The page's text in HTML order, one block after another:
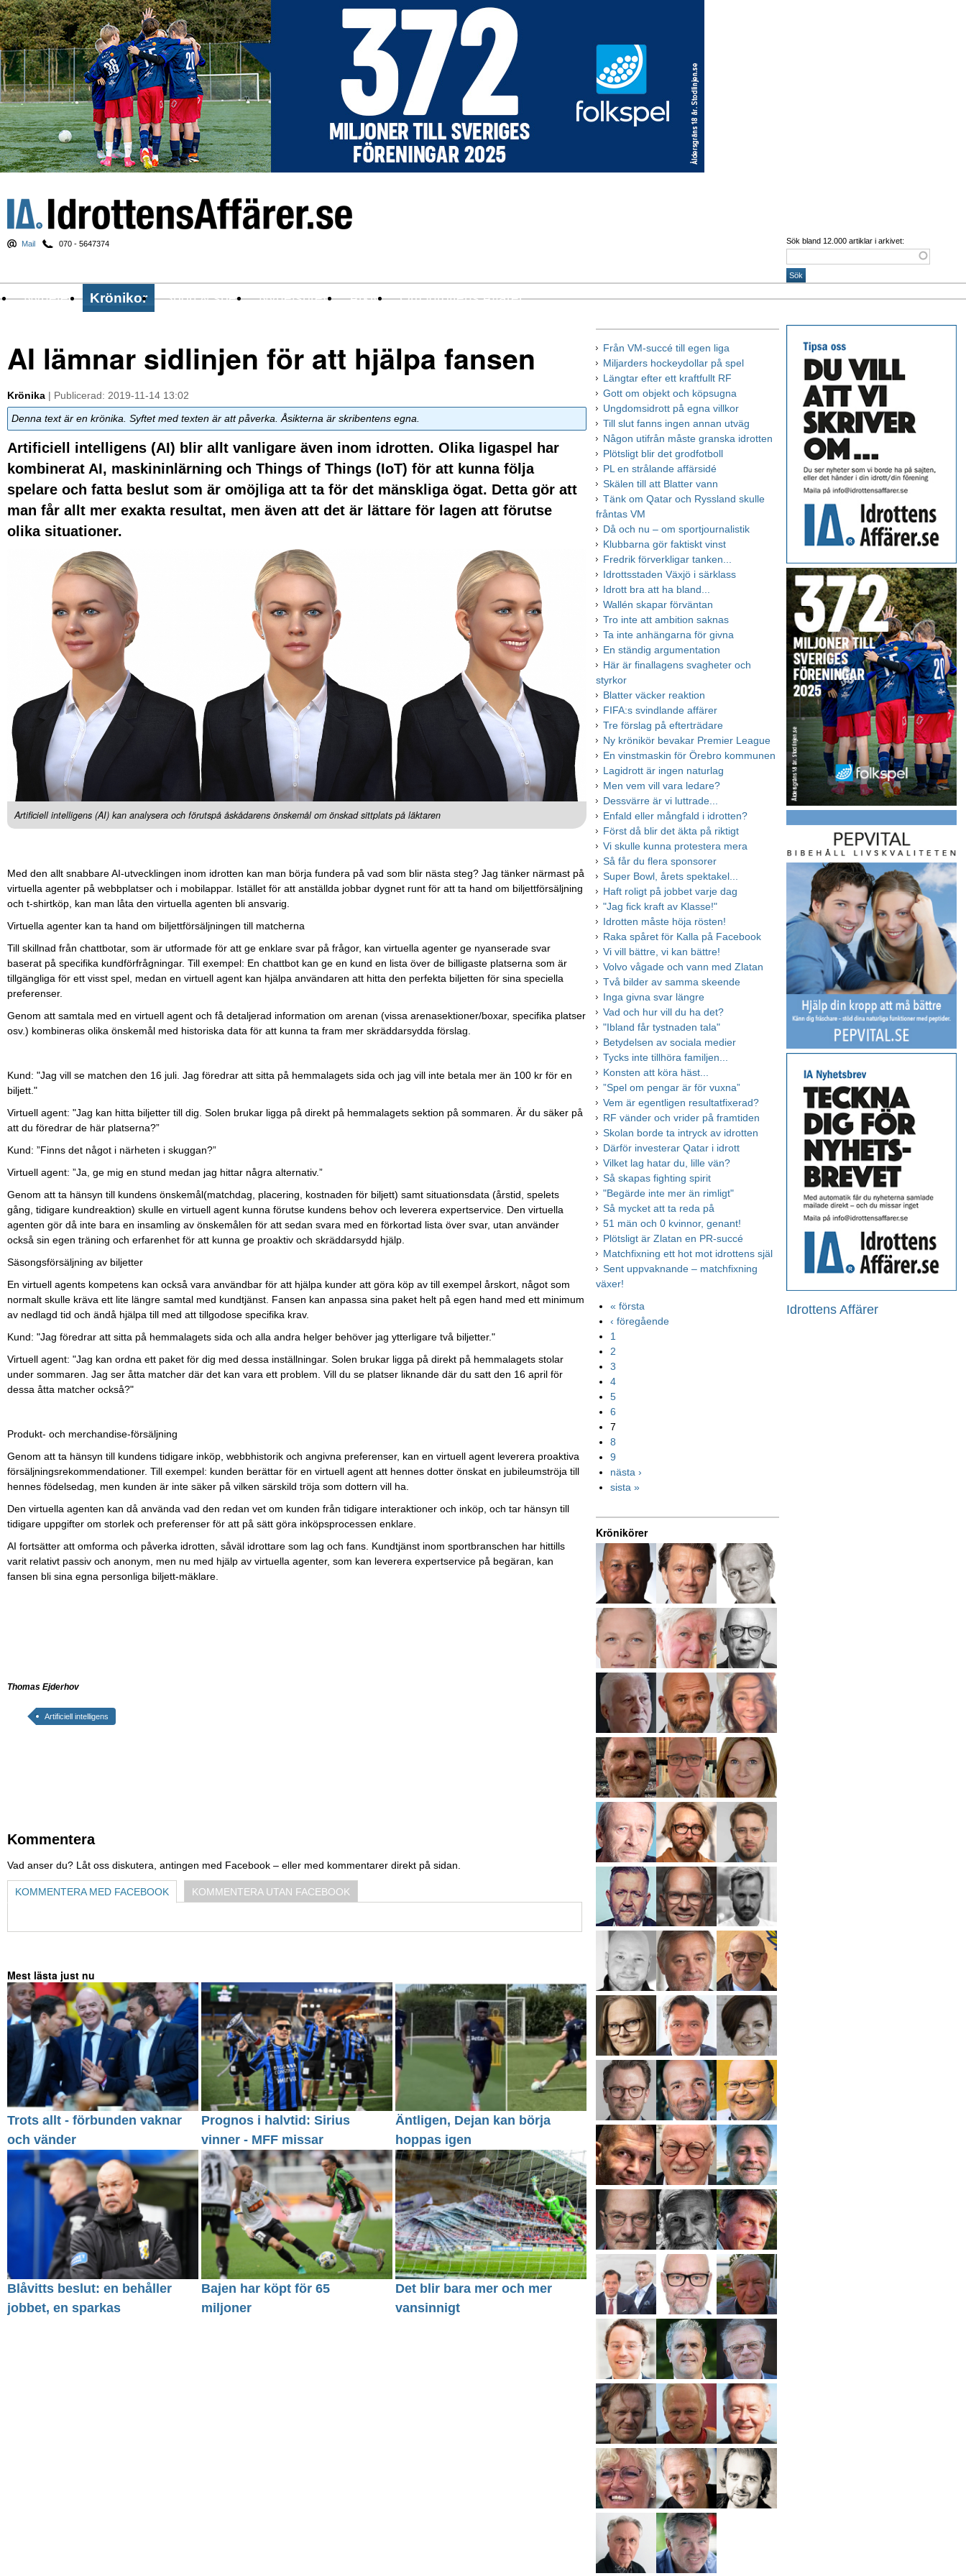
Mail 070 - 5647374 Sök bland 12.000 artiklar i arkivet:
Nyheter Krönikor Sport & spel Nyhetsbrev Arkiv Om Idrottens Affärer
AI lämnar sidlinjen för att hjälpa fansen
Krönika | Publicerad: 2019-11-14 13:02
Denna text är en krönika. Syftet med texten är att påverka. Åsikterna är skribentens egna.
Artificiell intelligens (AI) blir allt vanligare även inom idrotten. Olika ligaspel har
kombinerat AI, maskininlärning och Things of Things (IoT) för att kunna följa
spelare och fatta beslut som är omöjliga att ta för det mänskliga ögat. Detta gör att
man får allt mer exakta resultat, men även att det är lättare för lagen att förutse
olika situationer.
Artificiell intelligens (AI) kan analysera och förutspå åskådarens önskemål om önskad sittplats på läktaren
Med den allt snabbare AI-utvecklingen inom idrotten kan man börja fundera på vad som blir nästa steg? Jag tänker närmast på
virtuella agenter på webbplatser och i mobilappar. Istället för att anställda jobbar dygnet runt för att ta hand om biljettförsäljning
och t-shirtköp, kan man låta den virtuella agenten bli ansvarig.
Virtuella agenter kan ta hand om biljettförsäljningen till matcherna
Till skillnad från chattbotar, som är utformade för att ge enklare svar på frågor, kan virtuella agenter ge nyanserade svar
baserat på specifika kundförfrågningar. Till exempel: En chattbot kan ge en kund en lista över de billigaste platserna som är
tillgängliga för ett visst spel, medan en virtuell agent kan hjälpa användaren att hitta den perfekta biljetten för sina speciella
preferenser.
Genom att samtala med en virtuell agent och få detaljerad information om arenan (vissa arenasektioner/boxar, specifika platser
osv.) kombineras olika önskemål med historiska data för att kunna ta fram mer skräddarsydda förslag.
Kund: "Jag vill se matchen den 16 juli. Jag föredrar att sitta på hemmalagets sida och jag vill inte betala mer än 100 kr för en
biljett."
Virtuell agent: "Jag kan hitta biljetter till dig. Solen brukar ligga på direkt på hemmalagets sektion på sommaren. Är du säker på
att du föredrar de här platserna?”
Kund: ”Finns det något i närheten i skuggan?”
Virtuell agent: ”Ja, ge mig en stund medan jag hittar några alternativ.”
Genom att ta hänsyn till kundens önskemål(matchdag, placering, kostnaden för biljett) samt situationsdata (årstid, spelets
gång, tidigare kundreaktion) skulle en virtuell agent kunna förutse kundens behov och leverera expertservice. Den virtuella
agenten gör då inte bara en insamling av önskemålen för att sedan svara med en förkortad lista över svar, utan använder
också sin egen träning och erfarenhet för att kunna ge proaktiv och skräddarsydd hjälp.
Säsongsförsäljning av biljetter
En virtuell agents kompetens kan också vara användbar för att hjälpa kunder att göra köp av till exempel årskort, något som
normalt skulle kräva ett lite längre samtal med kundtjänst. Fansen kan anpassa sina paket helt på egen hand med ett minimum
av nedlagd tid och ändå hjälpa till med att tillgodose specifika krav.
Kund: "Jag föredrar att sitta på hemmalagets sida och alla andra helger behöver jag ytterligare två biljetter."
Virtuell agent: "Jag kan ordna ett paket för dig med dessa inställningar. Solen brukar ligga på direkt på hemmalagets stolar
under sommaren. Jag ser åtta matcher där det kan vara ett problem. Vill du se platser liknande där du satt den 16 april för
dessa åtta matcher också?"
Produkt- och merchandise-försäljning
Genom att ta hänsyn till kundens tidigare inköp, webbhistorik och angivna preferenser, kan en virtuell agent leverera proaktiva
försäljningsrekommendationer. Till exempel: kunden berättar för en virtuell agent att hennes dotter önskat en jubileumströja till
hennes födelsedag, men kunden är inte säker på vilken särskild tröja som dottern vill ha.
Den virtuella agenten kan då använda vad den redan vet om kunden från tidigare interaktioner och inköp, och tar hänsyn till
tidigare uppgifter om storlek och preferenser för att på sätt göra inköpsprocessen enklare.
AI fortsätter att omforma och påverka idrotten, såväl idrottare som lag och fans. Kundtjänst inom sportbranschen har hittills
varit relativt passiv och anonym, men nu med hjälp av virtuella agenter, som kan leverera expertservice på begäran, kan
fansen bli sina egna personliga biljett-mäklare.
Thomas Ejderhov
Artificiell intelligens
Kommentera
Vad anser du? Låt oss diskutera, antingen med Facebook – eller med kommentarer direkt på sidan.
KOMMENTERA MED FACEBOOK KOMMENTERA UTAN FACEBOOK
Mest lästa just nu
Trots allt - förbunden vaknar
och vänder
Prognos i halvtid: Sirius
vinner - MFF missar
Äntligen, Dejan kan börja
hoppas igen
Blåvitts beslut: en behåller
jobbet, en sparkas
Bajen har köpt för 65
miljoner
Det blir bara mer och mer
vansinnigt
Idrottens Affärer
Från VM-succé till egen liga
Miljarders hockeydollar på spel
Längtar efter ett kraftfullt RF
Gott om objekt och köpsugna
Ungdomsidrott på egna villkor
Till slut fanns ingen annan utväg
Någon utifrån måste granska idrotten
Plötsligt blir det grodfotboll
PL en strålande affärsidé
Skälen till att Blatter vann
Tänk om Qatar och Ryssland skulle
fråntas VM
Då och nu – om sportjournalistik
Klubbarna gör faktiskt vinst
Fredrik förverkligar tanken...
Idrottsstaden Växjö i särklass
Idrott bra att ha bland...
Wallén skapar förväntan
Tro inte att ambition saknas
Ta inte anhängarna för givna
En ständig argumentation
Här är finallagens svagheter och
styrkor
Blatter väcker reaktion
FIFA:s svindlande affärer
Tre förslag på efterträdare
Ny krönikör bevakar Premier League
En vinstmaskin för Örebro kommunen
Lagidrott är ingen naturlag
Men vem vill vara ledare?
Dessvärre är vi luttrade...
Enfald eller mångfald i idrotten?
Först då blir det äkta på riktigt
Vi skulle kunna protestera mera
Så får du flera sponsorer
Super Bowl, årets spektakel...
Haft roligt på jobbet varje dag
"Jag fick kraft av Klasse!"
Idrotten måste höja rösten!
Raka spåret för Kalla på Facebook
Vi vill bättre, vi kan bättre!
Volvo vågade och vann med Zlatan
Två bilder av samma skeende
Inga givna svar längre
Vad och hur vill du ha det?
"Ibland får tystnaden tala"
Betydelsen av sociala medier
Tycks inte tillhöra familjen...
Konsten att köra häst...
”Spel om pengar är för vuxna”
Vem är egentligen resultatfixerad?
RF vänder och vrider på framtiden
Skolan borde ta intryck av idrotten
Därför investerar Qatar i idrott
Vilket lag hatar du, lille vän?
Så skapas fighting spirit
"Begärde inte mer än rimligt"
Så mycket att ta reda på
51 män och 0 kvinnor, genant!
Plötsligt är Zlatan en PR-succé
Matchfixning ett hot mot idrottens själ
Sent uppvaknande – matchfixning
växer!
« första
‹ föregående
1
2
3
4
5
6
7
8
9
nästa ›
sista »
Krönikörer